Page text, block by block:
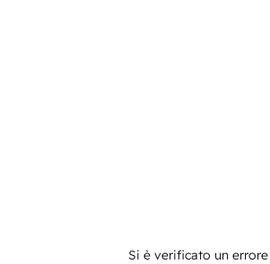
Si è verificato un